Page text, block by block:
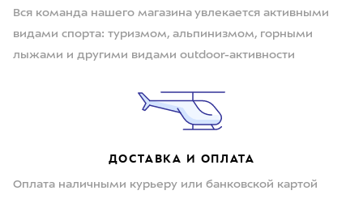
Вся команда нашего магазина увлекается активными
видами спорта: туризмом, альпинизмом, горными
лыжами и другими видами outdoor-активности
ДОСТАВКА И ОПЛАТА
Оплата наличными курьеру или банковской картой